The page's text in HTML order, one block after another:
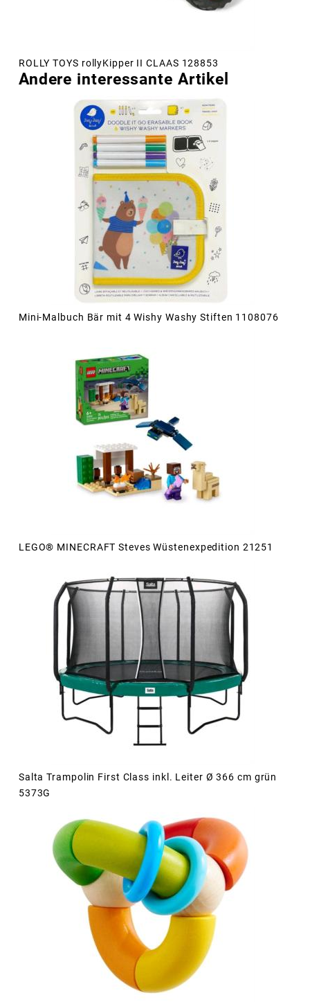
ROLLY TOYS rollyKipper II CLAAS 128853
Andere interessante Artikel
Mini-Malbuch Bär mit 4 Wishy Washy Stiften 1108076
LEGO® MINECRAFT Steves Wüstenexpedition 21251
Salta Trampolin First Class inkl. Leiter Ø 366 cm grün
5373G